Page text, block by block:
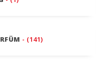
- (141)